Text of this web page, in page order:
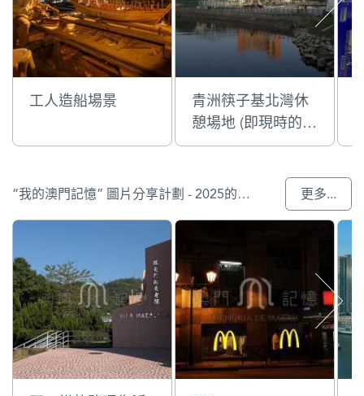
工人造船場景
青洲筷子基北灣休
憩場地 (即現時的青
濤大廈)
“我的澳門記憶” 圖片分享計劃 - 2025的參與作品 更多...